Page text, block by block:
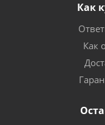
Как
Как